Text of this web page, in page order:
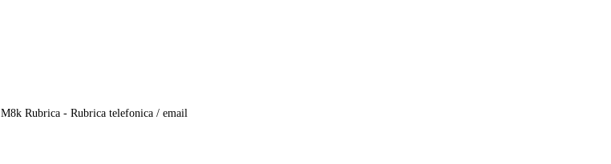
M8k Rubrica - Rubrica telefonica / email